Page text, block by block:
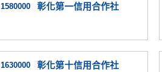
1580000 彰化第一信用合作社
1630000 彰化第十信用合作社